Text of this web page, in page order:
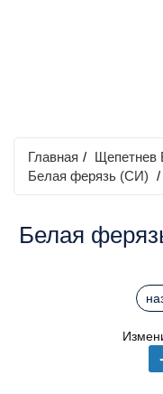
Главная / Щепетнев
Белая ферязь (СИ) /
Белая